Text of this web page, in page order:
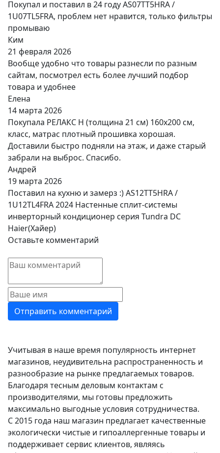
Покупал и поставил в 24 году AS07TT5HRA /
1U07TL5FRA, проблем нет нравится, только фильтры
промываю
Ким
21 февраля 2026
Вообще удобно что товары разнесли по разным
сайтам, посмотрел есть более лучший подбор
товара и удобнее
Елена
14 марта 2026
Покупала РЕЛАКС Н (толщина 21 см) 160х200 см,
класс, матрас плотный прошивка хорошая.
Доставили быстро подняли на этаж, и даже старый
забрали на выброс. Спасибо.
Андрей
19 марта 2026
Поставил на кухню и замерз :) AS12TT5HRA /
1U12TL4FRA 2024 Настенные сплит-системы
инверторный кондиционер серия Tundra DC
Haier(Хайер)
Оставьте комментарий
Учитывая в наше время популярность интернет
магазинов, неудивительна распространенность и
разнообразие на рынке предлагаемых товаров.
Благодаря тесным деловым контактам с
производителями, мы готовы предложить
максимально выгодные условия сотрудничества.
С 2015 года наш магазин предлагает качественные
экологически чистые и гипоаллергенные товары и
поддерживает сервис клиентов, являясь